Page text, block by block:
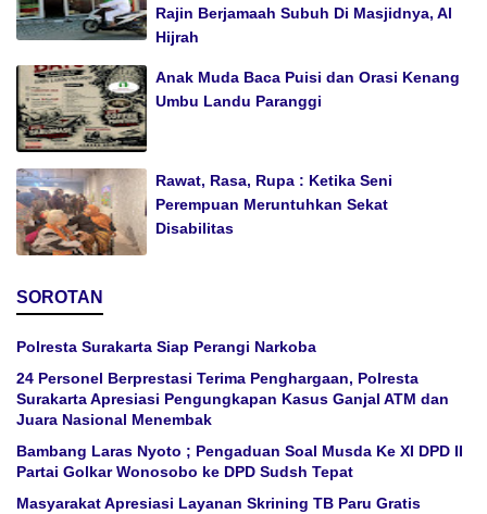
Rajin Berjamaah Subuh Di Masjidnya, Al
Hijrah
Anak Muda Baca Puisi dan Orasi Kenang
Umbu Landu Paranggi
Rawat, Rasa, Rupa : Ketika Seni
Perempuan Meruntuhkan Sekat
Disabilitas
SOROTAN
Polresta Surakarta Siap Perangi Narkoba
24 Personel Berprestasi Terima Penghargaan, Polresta
Surakarta Apresiasi Pengungkapan Kasus Ganjal ATM dan
Juara Nasional Menembak
Bambang Laras Nyoto ; Pengaduan Soal Musda Ke XI DPD II
Partai Golkar Wonosobo ke DPD Sudsh Tepat
Masyarakat Apresiasi Layanan Skrining TB Paru Gratis